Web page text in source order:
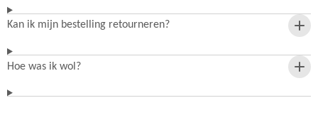
Kan ik mijn bestelling retourneren?
Hoe was ik wol?